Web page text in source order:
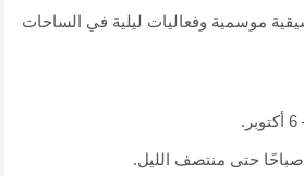
موسمية وفعاليات ليلية في الساحات